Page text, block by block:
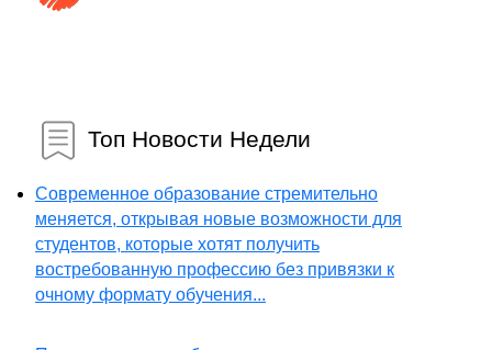
Топ Новости Недели
Современное образование стремительно
меняется, открывая новые возможности для
студентов, которые хотят получить
востребованную профессию без привязки к
очному формату обучения...